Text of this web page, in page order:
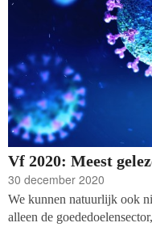
Vf 2020: Meest
30 december 2020
We kunnen natuurlijk ook
alleen de